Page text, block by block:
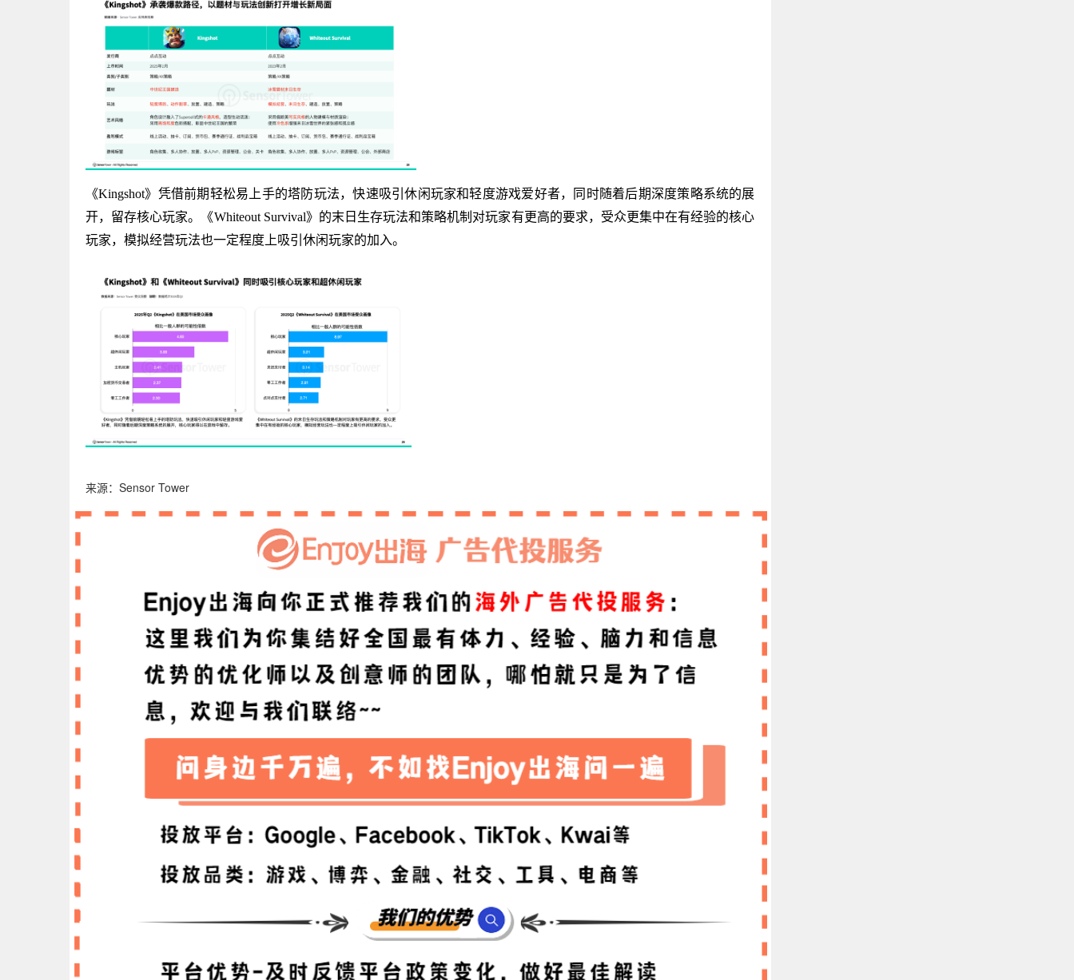
《Kingshot》凭借前期轻松易上手的塔防玩法，快速吸引休闲玩家和轻度游戏爱好者，同时随着后期深度策略系统的展
开，留存核心玩家。《Whiteout Survival》的末日生存玩法和策略机制对玩家有更高的要求，受众更集中在有经验的核心
玩家，模拟经营玩法也一定程度上吸引休闲玩家的加入。
来源：Sensor Tower